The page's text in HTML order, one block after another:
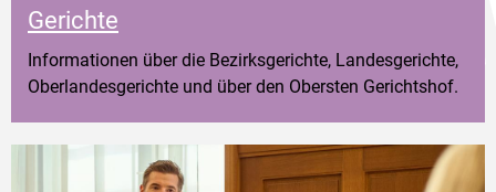
Gerichte
Informationen über die Bezirksgerichte, Landesgerichte,
Oberlandesgerichte und über den Obersten Gerichtshof.